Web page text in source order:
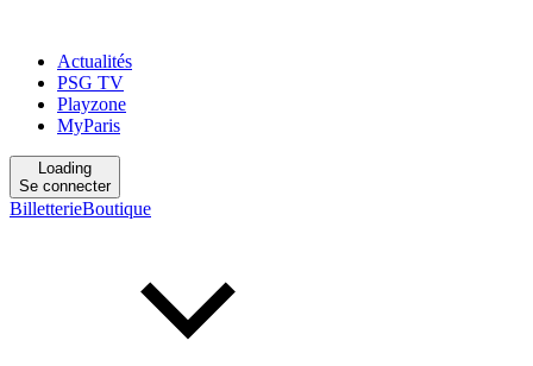
Actualités
PSG TV
Playzone
MyParis
Loading
Se connecter
BilletterieBoutique